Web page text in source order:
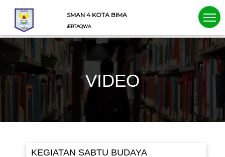
SMAN 4 KOTA BIMA
VIDEO
KEGIATAN SABTU BUDAYA